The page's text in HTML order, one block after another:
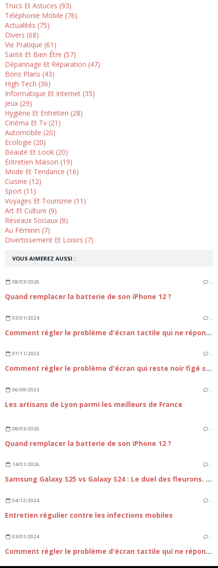
VOUS AIMEREZ AUSSI :
08/03/2026 …
Quand remplacer la batterie de son iPhone 12 ?
03/01/2024 …
Comment régler le problème d'écran tactile qui ne répond plus sur iPhone 15 ?
07/11/2023 …
Comment régler le problème d'écran qui reste noir figé sur le Galaxy A54 ?
06/09/2023 …
Les artisans de Lyon parmi les meilleurs de France
08/03/2026 …
Quand remplacer la batterie de son iPhone 12 ?
14/01/2026 …
Samsung Galaxy S25 vs Galaxy S24 : Le duel des fleurons. Faut-il passer à la nouvelle génération ?
04/12/2024 …
Entretien régulier contre les infections mobiles
03/01/2024
Comment régler le problème d'écran tactile qui ne répond plus sur iPhone 15 ?
Trucs Et Astuces (93)
Téléphonie Mobile (76)
Actualités (75)
Divers (68)
Vie Pratique (61)
Santé Et Bien Être (57)
Dépannage Et Réparation (47)
Bons Plans (43)
High Tech (36)
Informatique Et Internet (35)
Jeux (29)
Hygiène Et Entretien (28)
Cinéma Et Tv (21)
Automobile (20)
Ecologie (20)
Beauté Et Look (20)
Entretien Maison (19)
Mode Et Tendance (16)
Cuisine (12)
Sport (11)
Voyages Et Tourisme (11)
Art Et Culture (9)
Réseaux Sociaux (8)
Au Féminin (7)
Divertissement Et Loisirs (7)